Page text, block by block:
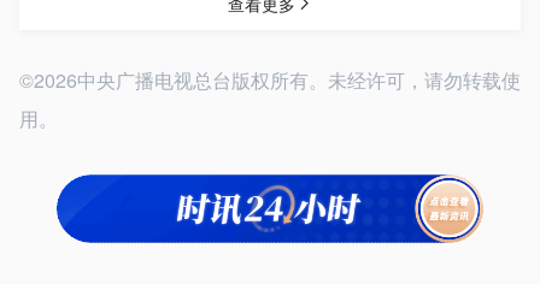
©2026中央广播电视总台版权所有。未经许可，请勿转载使
用。